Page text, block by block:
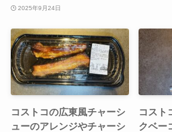
2025年9月24日
コストコの広東風チャーシ
ューのアレンジやチャーシ
コスト
クベー